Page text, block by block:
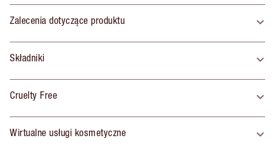
Zalecenia dotyczące produktu
Składniki
Cruelty Free
Wirtualne usługi kosmetyczne